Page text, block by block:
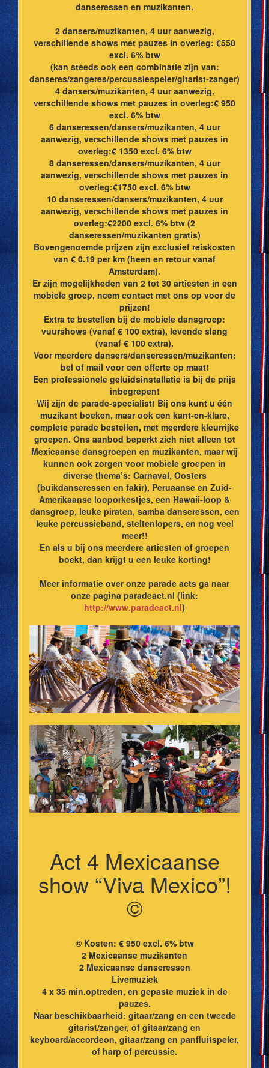
danseressen en muzikanten.
2 dansers/muzikanten, 4 uur aanwezig,
verschillende shows met pauzes in overleg: €550
excl. 6% btw
(kan steeds ook een combinatie zijn van:
danseres/zangeres/percussiespeler/gitarist-zanger)
4 dansers/muzikanten, 4 uur aanwezig,
verschillende shows met pauzes in overleg:€ 950
excl. 6% btw
6 danseressen/dansers/muzikanten, 4 uur
aanwezig, verschillende shows met pauzes in
overleg:€ 1350 excl. 6% btw
8 danseressen/dansers/muzikanten, 4 uur
aanwezig, verschillende shows met pauzes in
overleg:€1750 excl. 6% btw
10 danseressen/dansers/muzikanten, 4 uur
aanwezig, verschillende shows met pauzes in
overleg:€2200 excl. 6% btw (2
danseressen/muzikanten gratis)
Bovengenoemde prijzen zijn exclusief reiskosten
van € 0.19 per km (heen en retour vanaf
Amsterdam).
Er zijn mogelijkheden van 2 tot 30 artiesten in een
mobiele groep, neem contact met ons op voor de
prijzen!
Extra te bestellen bij de mobiele dansgroep:
vuurshows (vanaf € 100 extra), levende slang
(vanaf € 100 extra).
Voor meerdere dansers/danseressen/muzikanten:
bel of mail voor een offerte op maat!
Een professionele geluidsinstallatie is bij de prijs
inbegrepen!
Wij zijn de parade-specialist! Bij ons kunt u één
muzikant boeken, maar ook een kant-en-klare,
complete parade bestellen, met meerdere kleurrijke
groepen. Ons aanbod beperkt zich niet alleen tot
Mexicaanse dansgroepen en muzikanten, maar wij
kunnen ook zorgen voor mobiele groepen in
diverse thema’s: Carnaval, Oosters
(buikdanseressen en fakir), Peruaanse en Zuid-
Amerikaanse looporkestjes, een Hawaii-loop &
dansgroep, leuke piraten, samba danseressen, een
leuke percussieband, steltenlopers, en nog veel
meer!!
En als u bij ons meerdere artiesten of groepen
boekt, dan krijgt u een leuke korting!
Meer informatie over onze parade acts ga naar
onze pagina paradeact.nl (link:
http://www.paradeact.nl)
Act 4 Mexicaanse
show “Viva Mexico”!
©
© Kosten: € 950 excl. 6% btw
2 Mexicaanse muzikanten
2 Mexicaanse danseressen
Livemuziek
4 x 35 min.optreden, en gepaste muziek in de
pauzes.
Naar beschikbaarheid: gitaar/zang en een tweede
gitarist/zanger, of gitaar/zang en
keyboard/accordeon, gitaar/zang en panfluitspeler,
of harp of percussie.